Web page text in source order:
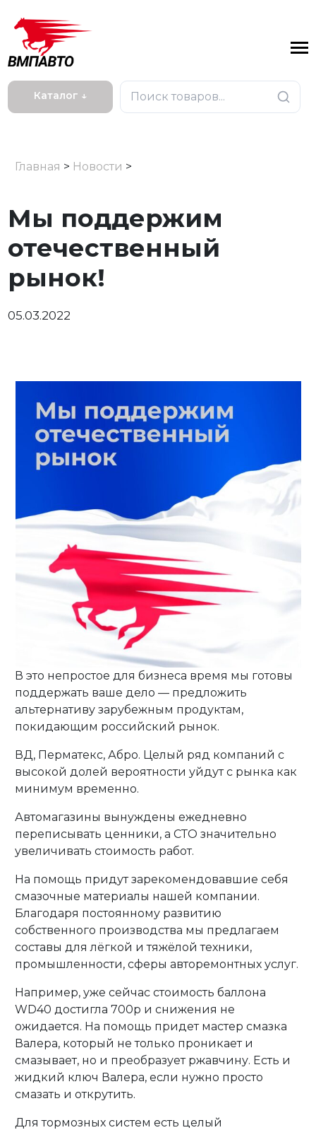
Каталог ↓
Личный кабинет
Главная > Новости >
Мы поддержим
отечественный
рынок!
05.03.2022
В это непростое для бизнеса время мы готовы
поддержать ваше дело — предложить
альтернативу зарубежным продуктам,
покидающим российский рынок.
ВД, Перматекс, Абро. Целый ряд компаний с
высокой долей вероятности уйдут с рынка как
минимум временно.
Автомагазины вынуждены ежедневно
переписывать ценники, а СТО значительно
увеличивать стоимость работ.
На помощь придут зарекомендовавшие себя
смазочные материалы нашей компании.
Благодаря постоянному развитию
собственного производства мы предлагаем
составы для лёгкой и тяжёлой техники,
промышленности, сферы авторемонтных услуг.
Например, уже сейчас стоимость баллона
WD40 достигла 700р и снижения не
ожидается. На помощь придет мастер смазка
Валера, который не только проникает и
смазывает, но и преобразует ржавчину. Есть и
жидкий ключ Валера, если нужно просто
смазать и открутить.
Для тормозных систем есть целый